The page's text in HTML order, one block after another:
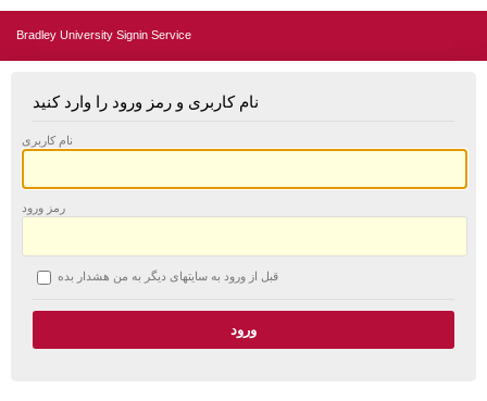
Bradley University Signin Service
نام کاربری و رمز ورود را وارد کنید
نام کاربری
رمز ورود
قبل از ورود به سایتهای دیگر به من هشدار بده